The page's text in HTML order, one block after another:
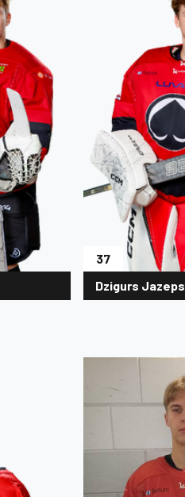
37
Dzigurs Jazeps